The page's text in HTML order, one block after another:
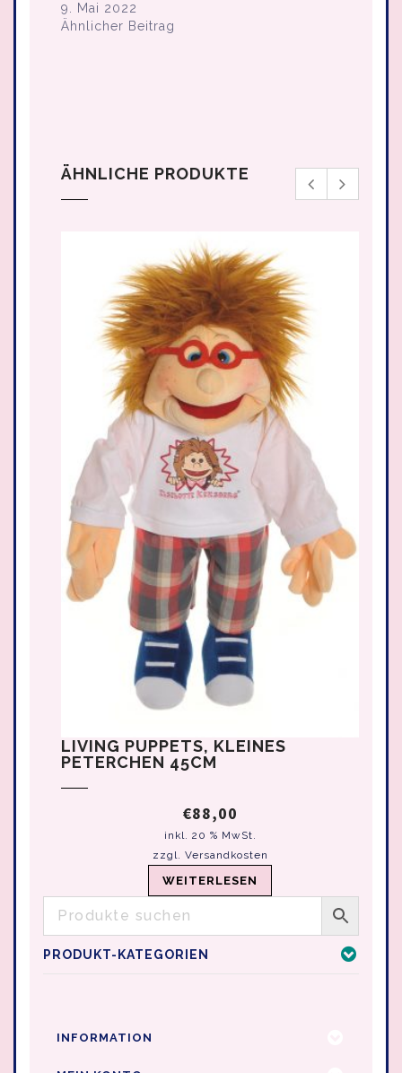
9. Mai 2022
Ähnlicher Beitrag
ÄHNLICHE PRODUKTE
LIVING PUPPETS, KLEINES
PETERCHEN 45CM
€88,00
inkl. 20 % MwSt.
zzgl. Versandkosten
WEITERLESEN
PRODUKT-KATEGORIEN
INFORMATION